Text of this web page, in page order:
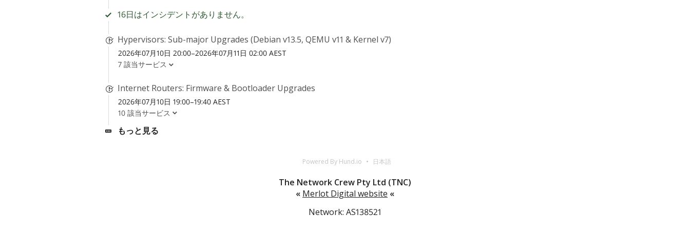
16日はインシデントがありません。
Hypervisors: Sub-major Upgrades (Debian v13.5, QEMU v11 & Kernel v7)
2026年07月10日 20:00–2026年07月11日 02:00 AEST
7 該当サービス
Internet Routers: Firmware & Bootloader Upgrades
2026年07月10日 19:00–19:40 AEST
10 該当サービス
もっと見る
Powered By Hund.io 日本語
The Network Crew Pty Ltd (TNC)
« Merlot Digital website «
Network: AS138521